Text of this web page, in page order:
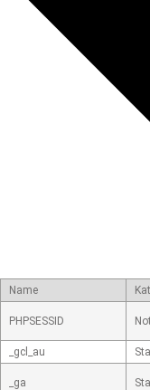
Name
PHPSESSID
_gcl_au
_ga